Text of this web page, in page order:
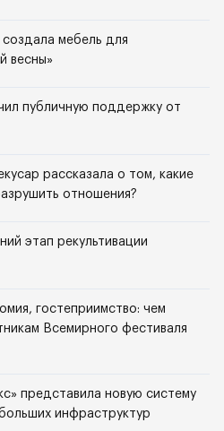
мебель для
весны»
публичную поддержку от
рассказала о том, какие
отношения?
этап рекультивации
гостеприимство: чем
Всемирного фестиваля
представила новую систему
инфраструктур